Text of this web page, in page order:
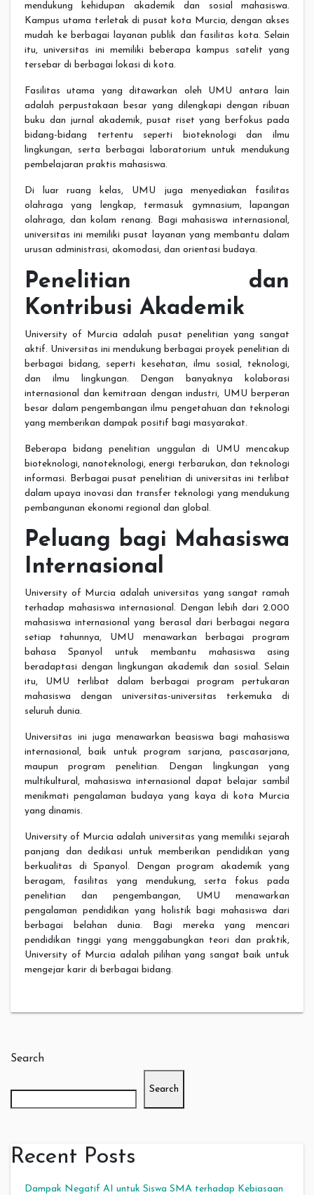
mendukung kehidupan akademik dan sosial mahasiswa.
Kampus utama terletak di pusat kota Murcia, dengan akses
mudah ke berbagai layanan publik dan fasilitas kota. Selain
itu, universitas ini memiliki beberapa kampus satelit yang
tersebar di berbagai lokasi di kota.
Fasilitas utama yang ditawarkan oleh UMU antara lain
adalah perpustakaan besar yang dilengkapi dengan ribuan
buku dan jurnal akademik, pusat riset yang berfokus pada
bidang-bidang tertentu seperti bioteknologi dan ilmu
lingkungan, serta berbagai laboratorium untuk mendukung
pembelajaran praktis mahasiswa.
Di luar ruang kelas, UMU juga menyediakan fasilitas
olahraga yang lengkap, termasuk gymnasium, lapangan
olahraga, dan kolam renang. Bagi mahasiswa internasional,
universitas ini memiliki pusat layanan yang membantu dalam
urusan administrasi, akomodasi, dan orientasi budaya.
Penelitian dan
Kontribusi Akademik
University of Murcia adalah pusat penelitian yang sangat
aktif. Universitas ini mendukung berbagai proyek penelitian di
berbagai bidang, seperti kesehatan, ilmu sosial, teknologi,
dan ilmu lingkungan. Dengan banyaknya kolaborasi
internasional dan kemitraan dengan industri, UMU berperan
besar dalam pengembangan ilmu pengetahuan dan teknologi
yang memberikan dampak positif bagi masyarakat.
Beberapa bidang penelitian unggulan di UMU mencakup
bioteknologi, nanoteknologi, energi terbarukan, dan teknologi
informasi. Berbagai pusat penelitian di universitas ini terlibat
dalam upaya inovasi dan transfer teknologi yang mendukung
pembangunan ekonomi regional dan global.
Peluang bagi Mahasiswa
Internasional
University of Murcia adalah universitas yang sangat ramah
terhadap mahasiswa internasional. Dengan lebih dari 2.000
mahasiswa internasional yang berasal dari berbagai negara
setiap tahunnya, UMU menawarkan berbagai program
bahasa Spanyol untuk membantu mahasiswa asing
beradaptasi dengan lingkungan akademik dan sosial. Selain
itu, UMU terlibat dalam berbagai program pertukaran
mahasiswa dengan universitas-universitas terkemuka di
seluruh dunia.
Universitas ini juga menawarkan beasiswa bagi mahasiswa
internasional, baik untuk program sarjana, pascasarjana,
maupun program penelitian. Dengan lingkungan yang
multikultural, mahasiswa internasional dapat belajar sambil
menikmati pengalaman budaya yang kaya di kota Murcia
yang dinamis.
University of Murcia adalah universitas yang memiliki sejarah
panjang dan dedikasi untuk memberikan pendidikan yang
berkualitas di Spanyol. Dengan program akademik yang
beragam, fasilitas yang mendukung, serta fokus pada
penelitian dan pengembangan, UMU menawarkan
pengalaman pendidikan yang holistik bagi mahasiswa dari
berbagai belahan dunia. Bagi mereka yang mencari
pendidikan tinggi yang menggabungkan teori dan praktik,
University of Murcia adalah pilihan yang sangat baik untuk
mengejar karir di berbagai bidang.
Search
Search
Recent Posts
Dampak Negatif AI untuk Siswa SMA terhadap Kebiasaan